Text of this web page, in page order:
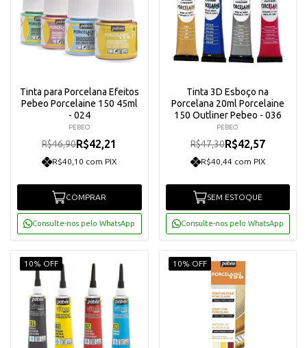
Tinta para Porcelana Efeitos
Pebeo Porcelaine 150 45ml
- 024
PEBEO
R$46,90R$42,21
R$40,10 com PIX
COMPRAR
Consulte-nos pelo WhatsApp
Tinta 3D Esboço na
Porcelana 20ml Porcelaine
150 Outliner Pebeo - 036
PEBEO
R$47,30R$42,57
R$40,44 com PIX
SEM ESTOQUE
Consulte-nos pelo WhatsApp
10% OFF 10% OFF